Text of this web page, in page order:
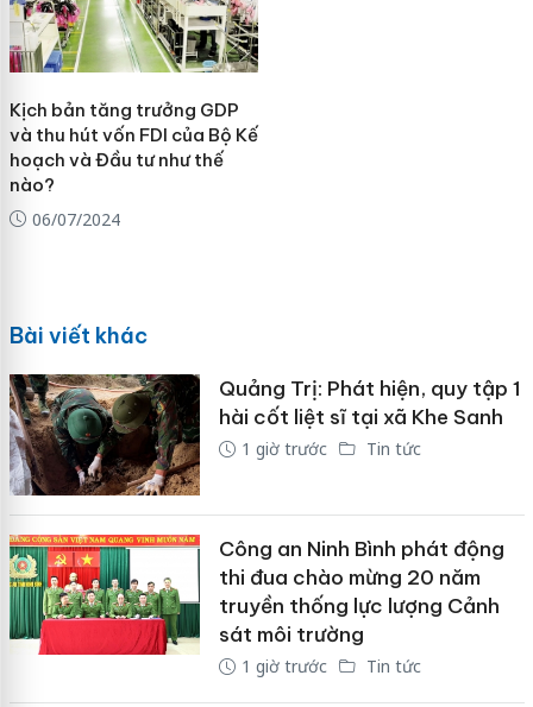
Kịch bản tăng trưởng GDP
và thu hút vốn FDI của Bộ Kế
hoạch và Đầu tư như thế
nào?
06/07/2024
Bài viết khác
Quảng Trị: Phát hiện, quy tập 1
hài cốt liệt sĩ tại xã Khe Sanh
1 giờ trước Tin tức
Công an Ninh Bình phát động
thi đua chào mừng 20 năm
truyền thống lực lượng Cảnh
sát môi trường
1 giờ trước Tin tức